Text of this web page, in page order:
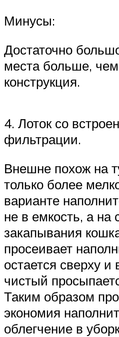
Минусы:
Достаточно
места больше,
конструкция.
4. Лоток со
фильтрации.
Внешне похож на
только более
варианте
не в емкость, а на
закапывания
просеивает
остается сверху
чистый
Таким образом
экономия
облегчение в